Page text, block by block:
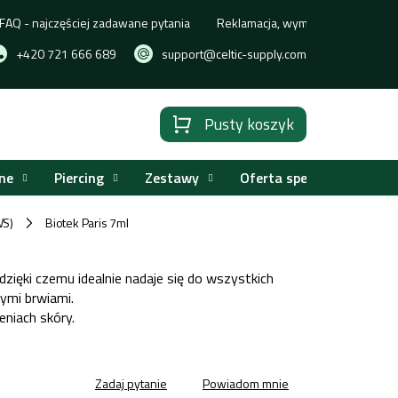
+420 721 666 689 support@celtic-supply.com
FAQ - najczęściej zadawane pytania Reklamacja, wymiana lub zwrot
KoszykPusty koszyk
Piercing Zestawy Oferta specjalna
/ Biotek Paris 7ml
czemu idealnie nadaje się do wszystkich
brwiami.
skóry.
Zadaj pytanie Powiadom mnie